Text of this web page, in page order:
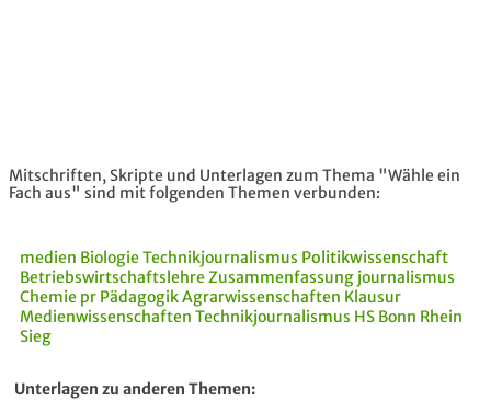
Mitschriften, Skripte und Unterlagen zum Thema "Wähle ein
Fach aus" sind mit folgenden Themen verbunden:
medien BiologieTechnikjournalismus Politikwissenschaft
BetriebswirtschaftslehreZusammenfassung journalismus
Chemie pr PädagogikAgrarwissenschaften Klausur
Medienwissenschaften Technikjournalismus HS Bonn Rhein
Sieg
Unterlagen zu anderen Themen: